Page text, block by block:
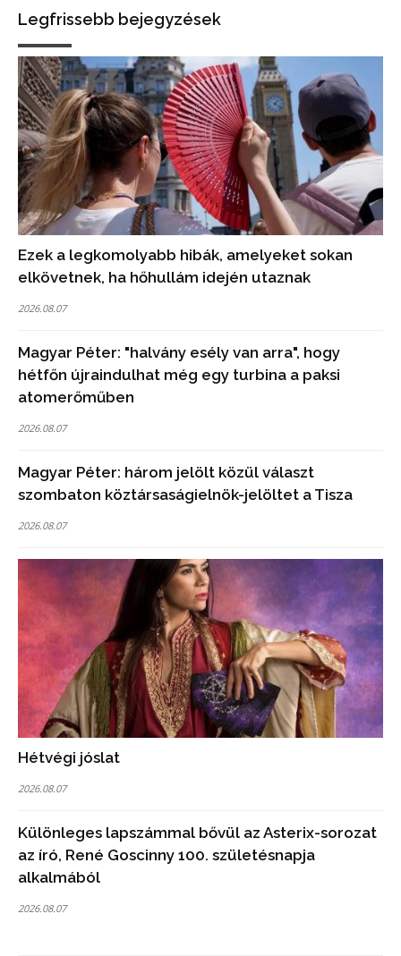
Legfrissebb bejegyzések
Ezek a legkomolyabb hibák, amelyeket sokan
elkövetnek, ha hőhullám idején utaznak
2026.08.07
Magyar Péter: "halvány esély van arra", hogy
hétfőn újraindulhat még egy turbina a paksi
atomerőműben
2026.08.07
Magyar Péter: három jelölt közül választ
szombaton köztársaságielnök-jelöltet a Tisza
2026.08.07
Hétvégi jóslat
2026.08.07
Különleges lapszámmal bővül az Asterix-sorozat
az író, René Goscinny 100. születésnapja
alkalmából
2026.08.07